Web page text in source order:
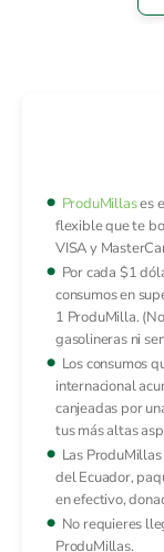
ProduMillases
flexible que te
VISA y
Por cada $1
consumos en
1 ProduMilla.
gasolineras ni
Los consumos
internacional
canjeadas por
tus más altas
Las
del Ecuador,
en efectivo,
No requieres
ProduMillas.